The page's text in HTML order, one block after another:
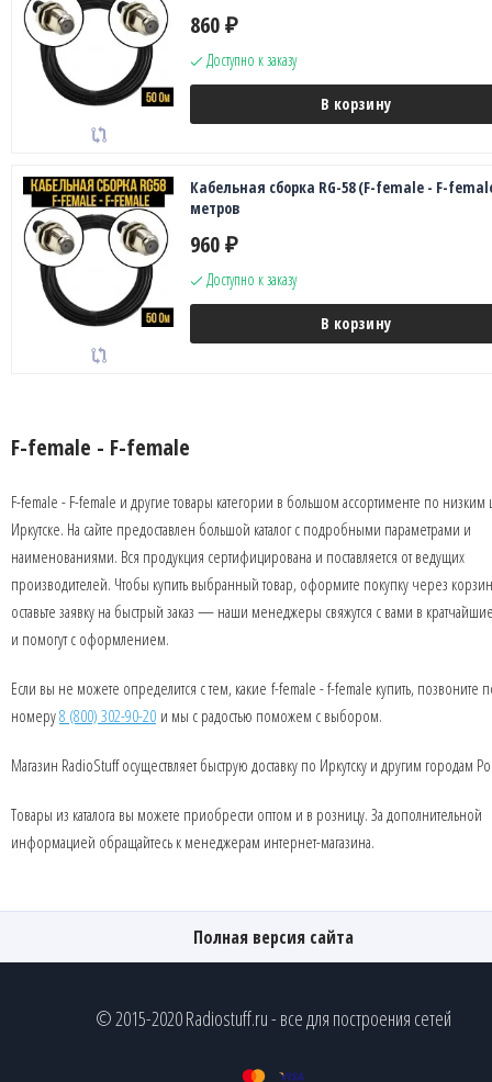
860 ₽
Доступно к заказу
В корзину
Кабельная сборка RG-58 (F-female - F-
метров
960 ₽
Доступно к заказу
В корзину
F-female - F-female
F-female - F-female и другие товары категории в большом ассортименте по низким
Иркутске. На сайте предоставлен большой каталог с подробными параметрами и
наименованиями. Вся продукция сертифицирована и поставляется от ведущих
производителей. Чтобы купить выбранный товар, оформите покупку через
оставьте заявку на быстрый заказ — наши менеджеры свяжутся с вами в
и помогут с оформлением.
Если вы не можете определится с тем, какие f-female - f-female купить, позвоните
номеру8 (800) 302-90-20 и мы с радостью поможем с выбором.
Магазин RadioStuff осуществляет быструю доставку по Иркутску и другим городам
Товары из каталога вы можете приобрести оптом и в розницу. За дополнительной
информацией обращайтесь к менеджерам интернет-магазина.
Полная версия сайта
© 2015-2020 Radiostuff.ru - все для построения сетей